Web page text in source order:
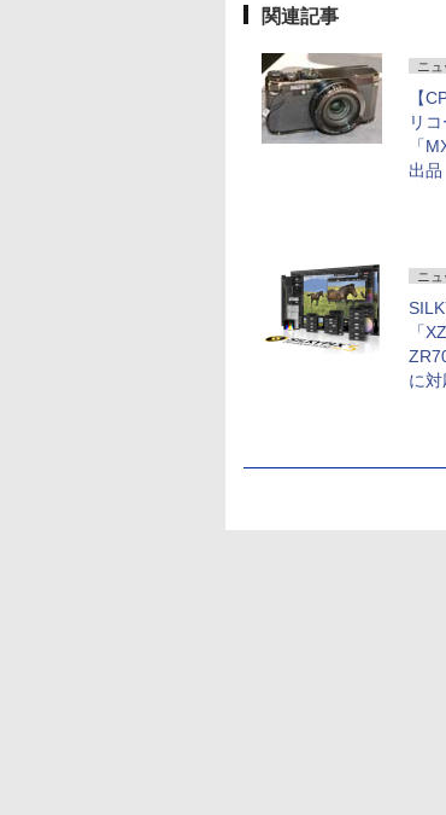
関連記事
ニュ
【
リ
「
出品
ニュ
「
に対